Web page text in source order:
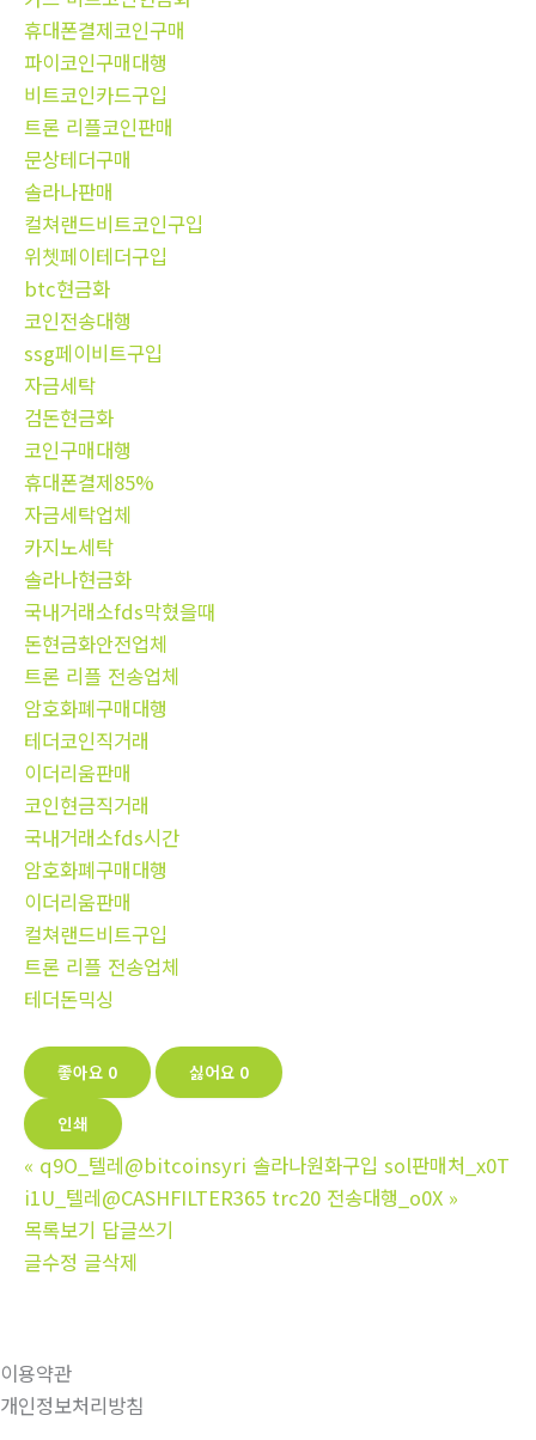
휴대폰결제코인구매
파이코인구매대행
비트코인카드구입
트론 리플코인판매
문상테더구매
솔라나판매
컬쳐랜드비트코인구입
위쳇페이테더구입
btc현금화
코인전송대행
ssg페이비트구입
자금세탁
검돈현금화
코인구매대행
휴대폰결제85%
자금세탁업체
카지노세탁
솔라나현금화
국내거래소fds막혔을때
돈현금화안전업체
트론 리플 전송업체
암호화폐구매대행
테더코인직거래
이더리움판매
코인현금직거래
국내거래소fds시간
암호화폐구매대행
이더리움판매
컬쳐랜드비트구입
트론 리플 전송업체
테더돈믹싱
좋아요 0 싫어요 0
인쇄
« q9O_텔레@bitcoinsyri 솔라나원화구입 sol판매처_x0T
i1U_텔레@CASHFILTER365 trc20 전송대행_o0X »
목록보기 답글쓰기
글수정 글삭제
이용약관
개인정보처리방침